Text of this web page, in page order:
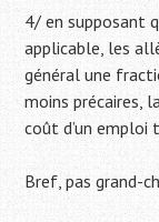
4/ en supposant
applicable, les
général une
moins précaires,
coût d’un emploi
Bref, pas grand-